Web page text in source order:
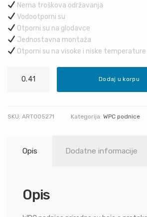
Nema troškova održavanja
Vodootporni su
Otporni su na glodavce
Jednostavna montaža
Otporni su na visoke i niske temperature
smeđa
Dodaj u korpu
SKU: ART005271 Kategorija: WPC podnice
Opis Dodatne informacije
Opis